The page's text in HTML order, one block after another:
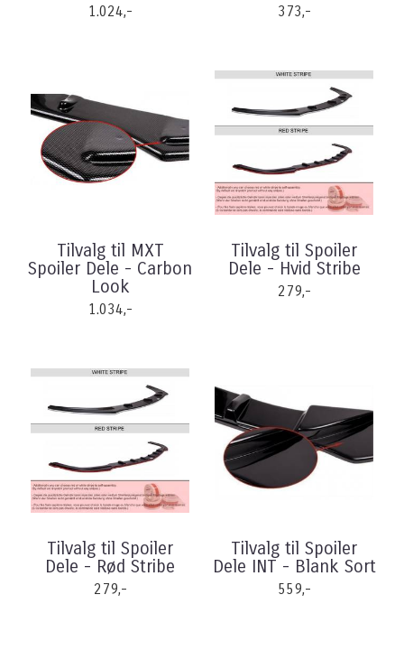
1.024,- 373,-
Tilvalg til MXT
Spoiler Dele - Carbon
Look
1.034,-
Tilvalg til Spoiler
Dele - Hvid Stribe
279,-
Tilvalg til Spoiler
Dele - Rød Stribe
279,-
Tilvalg til Spoiler
Dele INT - Blank Sort
559,-